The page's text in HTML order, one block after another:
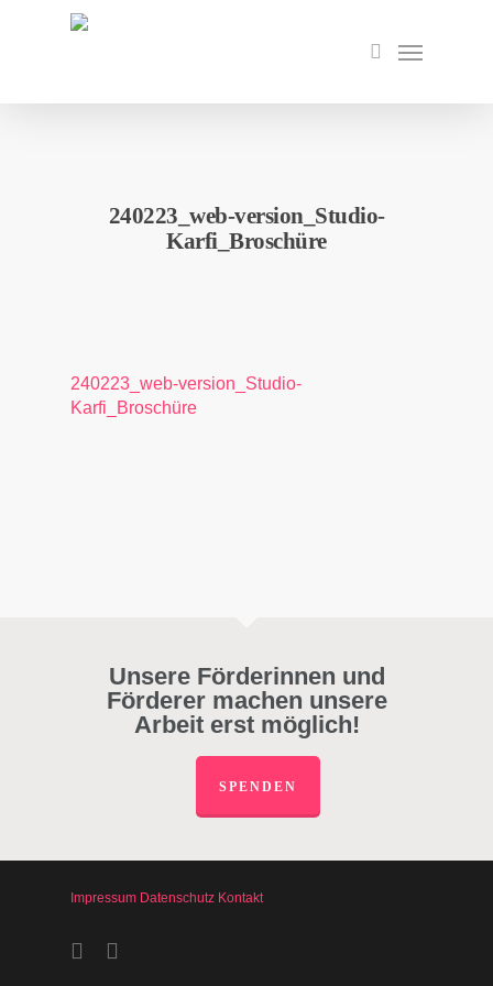
search
Menu
240223_web-version_Studio-
Karfi_Broschüre
240223_web-version_Studio-
Karfi_Broschüre
Unsere Förderinnen und
Förderer machen unsere
Arbeit erst möglich!
SPENDEN
Impressum Datenschutz Kontakt
facebookinstagram